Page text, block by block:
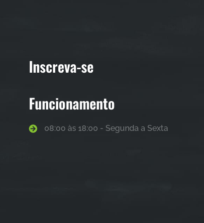
Inscreva-se
Funcionamento
08:00 às 18:00 - Segunda a Sexta